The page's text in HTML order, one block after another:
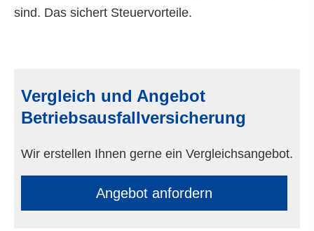
sind. Das sichert Steuervorteile.
Vergleich und Angebot
Betriebsausfallversicherung
Wir erstellen Ihnen gerne ein Vergleichsangebot.
An­ge­bot an­for­dern